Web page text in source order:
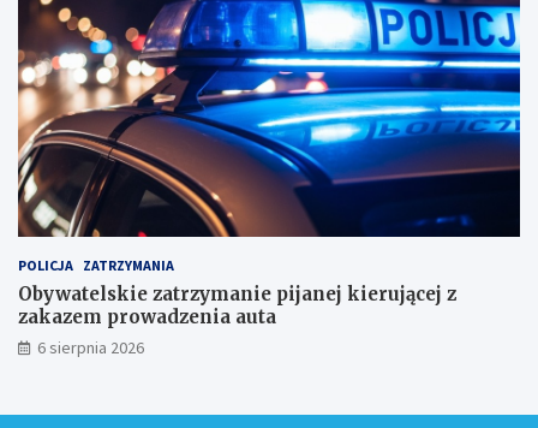
POLICJA ZATRZYMANIA
Obywatelskie zatrzymanie pijanej kierującej z
zakazem prowadzenia auta
6 sierpnia 2026